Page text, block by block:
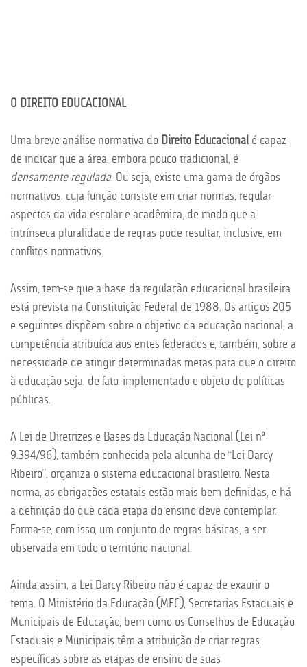
O DIREITO EDUCACIONAL
Uma breve análise normativa do Direito Educacional é capaz
de indicar que a área, embora pouco tradicional, é
densamente regulada. Ou seja, existe uma gama de órgãos
normativos, cuja função consiste em criar normas, regular
aspectos da vida escolar e acadêmica, de modo que a
intrínseca pluralidade de regras pode resultar, inclusive, em
conflitos normativos.
Assim, tem-se que a base da regulação educacional brasileira
está prevista na Constituição Federal de 1988. Os artigos 205
e seguintes dispõem sobre o objetivo da educação nacional, a
competência atribuída aos entes federados e, também, sobre a
necessidade de atingir determinadas metas para que o direito
à educação seja, de fato, implementado e objeto de políticas
públicas.
A Lei de Diretrizes e Bases da Educação Nacional (Lei nº
9.394/96), também conhecida pela alcunha de “Lei Darcy
Ribeiro”, organiza o sistema educacional brasileiro. Nesta
norma, as obrigações estatais estão mais bem definidas, e há
a definição do que cada etapa do ensino deve contemplar.
Forma-se, com isso, um conjunto de regras básicas, a ser
observada em todo o território nacional.
Ainda assim, a Lei Darcy Ribeiro não é capaz de exaurir o
tema. O Ministério da Educação (MEC), Secretarias Estaduais e
Municipais de Educação, bem como os Conselhos de Educação
Estaduais e Municipais têm a atribuição de criar regras
específicas sobre as etapas de ensino de suas